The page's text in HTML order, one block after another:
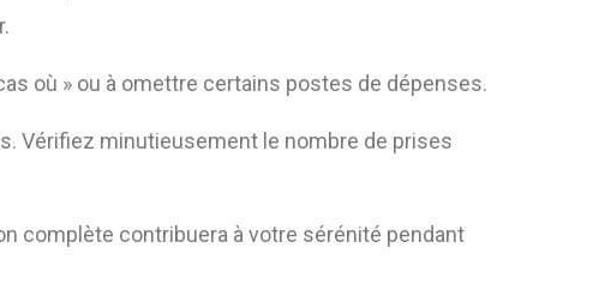
où » ou à omettre certains postes de dépenses.
Vérifiez minutieusement le nombre de prises
complète contribuera à votre sérénité pendant